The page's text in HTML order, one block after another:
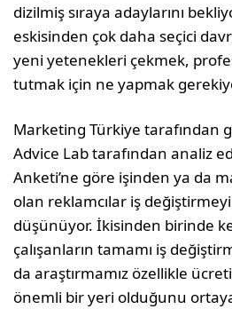
dizilmiş sıraya adaylarını
eskisinden çok daha seçici
yeni yetenekleri çekmek,
tutmak için ne yapmak
Marketing Türkiye tarafından
Advice Lab tarafından analiz
Anketi’ne göre işinden ya da
olan reklamcılar iş
düşünüyor. İkisinden birinde
çalışanların tamamı iş
da araştırmamız özellikle
önemli bir yeri olduğunu